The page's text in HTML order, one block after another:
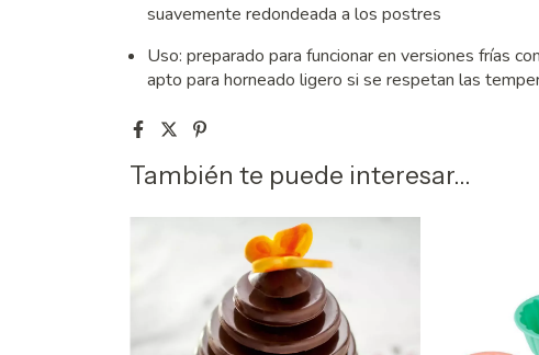
suavemente redondeada a los postres
Uso: preparado para funcionar en versiones frías
apto para horneado ligero si se respetan las
También te puede interesar...